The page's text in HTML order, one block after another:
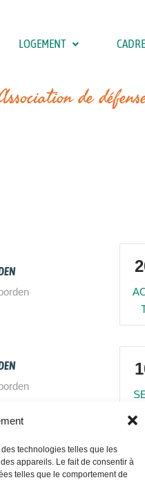
technologies telles que les
appareils. Le fait de consentir à
telles que le comportement de
LOGEMENT
de